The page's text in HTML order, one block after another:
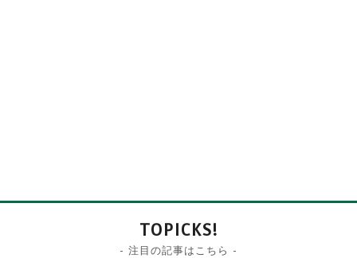
TOPICKS!
- 注目の記事はこちら -